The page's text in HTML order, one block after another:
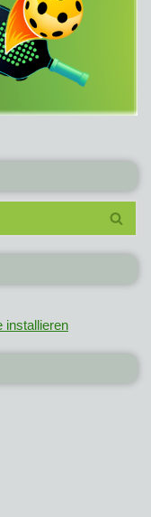
installieren